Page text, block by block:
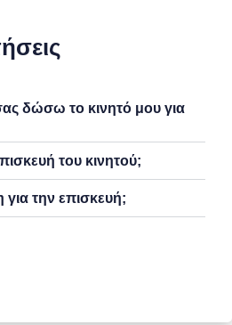
δώσω το κινητό μου για
του κινητού;
την επισκευή;